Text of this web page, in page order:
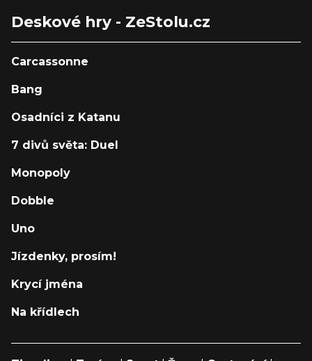
Deskové hry - ZeStolu.cz
Carcassonne
Bang
Osadníci z Katanu
7 divů světa: Duel
Monopoly
Dobble
Uno
Jízdenky, prosím!
Krycí jména
Na křídlech